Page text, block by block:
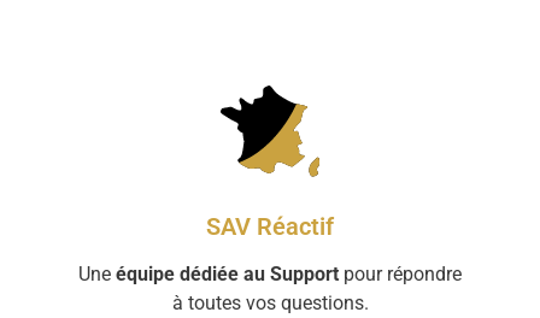
SAV Réactif
Une équipe dédiée au Support pour répondre
à toutes vos questions.